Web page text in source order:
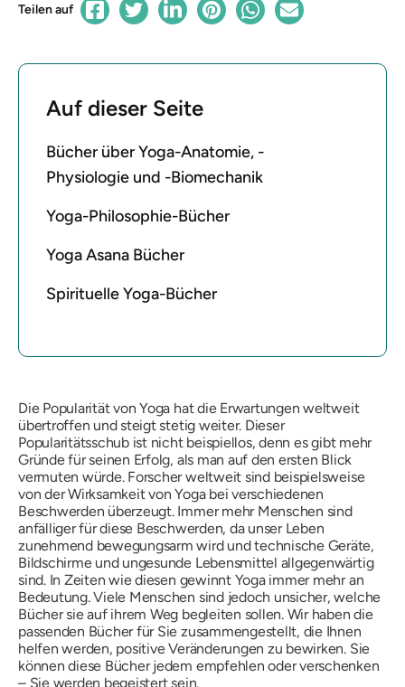
Teilen auf
Auf dieser Seite
Bücher über Yoga-Anatomie, -
Physiologie und -Biomechanik
Yoga-Philosophie-Bücher
Yoga Asana Bücher
Spirituelle Yoga-Bücher
Die Popularität von Yoga hat die Erwartungen weltweit
übertroffen und steigt stetig weiter. Dieser
Popularitätsschub ist nicht beispiellos, denn es gibt mehr
Gründe für seinen Erfolg, als man auf den ersten Blick
vermuten würde. Forscher weltweit sind beispielsweise
von der Wirksamkeit von Yoga bei verschiedenen
Beschwerden überzeugt. Immer mehr Menschen sind
anfälliger für diese Beschwerden, da unser Leben
zunehmend bewegungsarm wird und technische Geräte,
Bildschirme und ungesunde Lebensmittel allgegenwärtig
sind. In Zeiten wie diesen gewinnt Yoga immer mehr an
Bedeutung. Viele Menschen sind jedoch unsicher, welche
Bücher sie auf ihrem Weg begleiten sollen. Wir haben die
passenden Bücher für Sie zusammengestellt, die Ihnen
helfen werden, positive Veränderungen zu bewirken. Sie
können diese Bücher jedem empfehlen oder verschenken
– Sie werden begeistert sein.